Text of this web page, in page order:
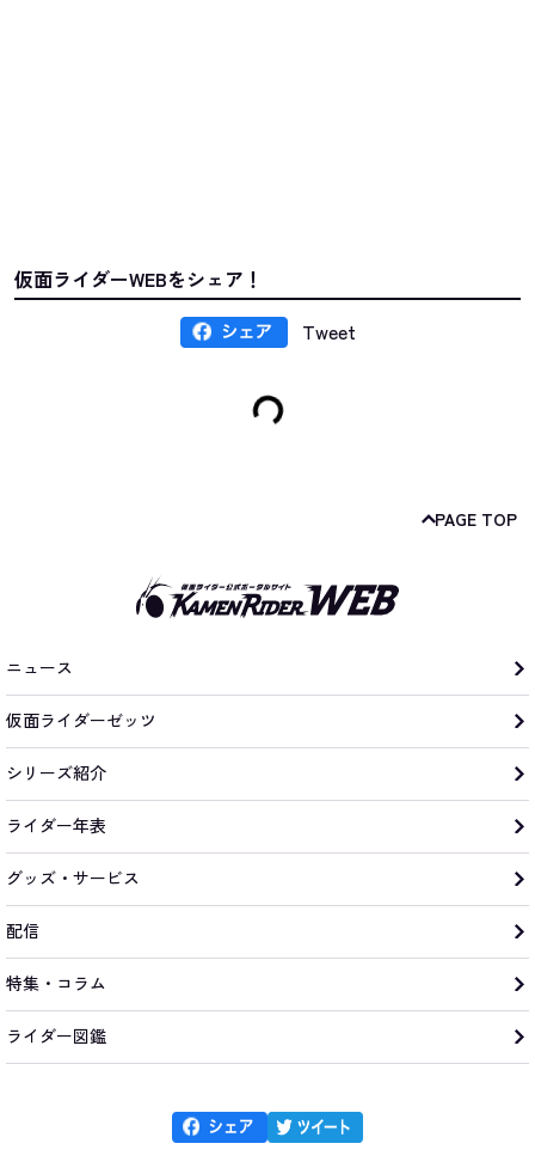
仮面ライダーWEBをシェア！
Tweet
PAGE TOP
ニュース
仮面ライダーゼッツ
シリーズ紹介
ライダー年表
グッズ・サービス
配信
特集・コラム
ライダー図鑑